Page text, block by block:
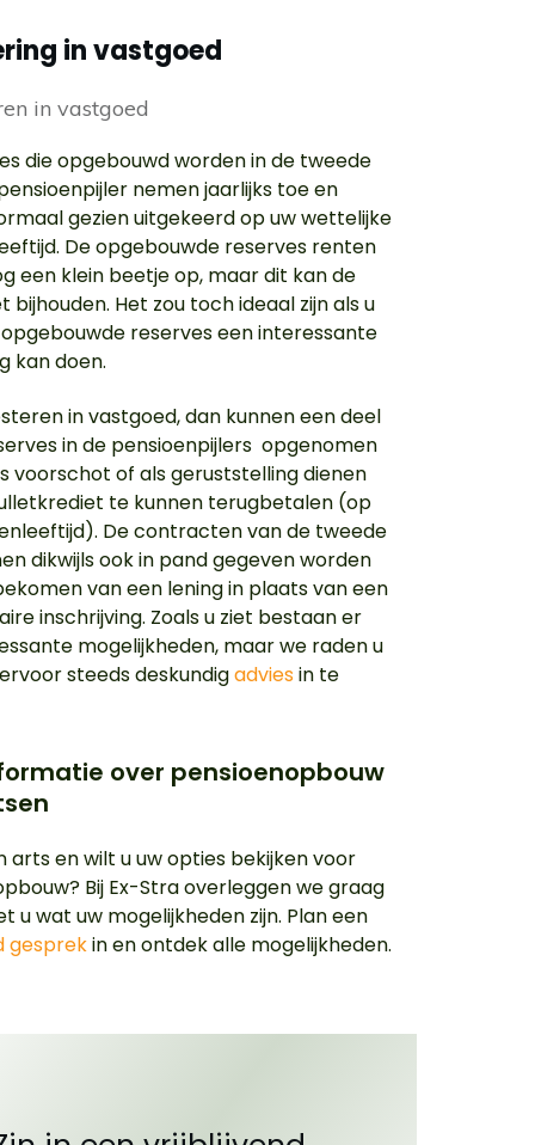
in vastgoed
die opgebouwd worden in de tweede
nemen jaarlijks toe en
gezien uitgekeerd op uw wettelijke
De opgebouwde reserves renten
een klein beetje op, maar dit kan de
bijhouden. Het zou toch ideaal zijn als u
reserves een interessante
kan doen.
in vastgoed, dan kunnen een deel
in de pensioenpijlers opgenomen
voorschot of als geruststelling dienen
te kunnen terugbetalen (op
De contracten van de tweede
dikwijls ook in pand gegeven worden
van een lening in plaats van een
inschrijving. Zoals u ziet bestaan er
mogelijkheden, maar we raden u
steeds deskundigadviesin te
over pensioenopbouw
arts en wilt u uw opties bekijken voor
Bij Ex-Stra overleggen we graag
u wat uw mogelijkheden zijn. Plan een
gesprekin en ontdek alle mogelijkheden.